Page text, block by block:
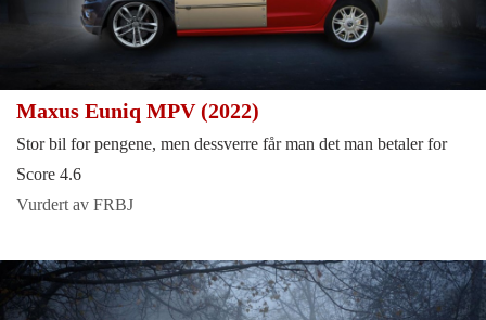
Maxus Euniq MPV (2022)
Stor bil for pengene, men dessverre får man det man betaler for
Score 4.6
Vurdert av FRBJ